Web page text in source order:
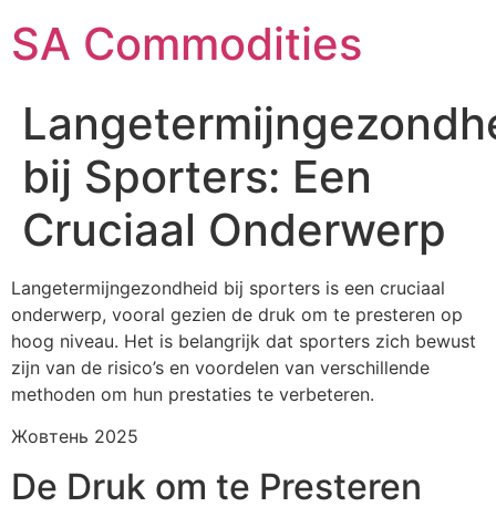
SA Commodities
bij Sporters: Een
Cruciaal Onderwerp
Langetermijngezondheid bij sporters is een cruciaal
onderwerp, vooral gezien de druk om te presteren op
hoog niveau. Het is belangrijk dat sporters zich bewust
zijn van de risico’s en voordelen van verschillende
methoden om hun prestaties te verbeteren.
Жовтень 2025
De Druk om te Presteren